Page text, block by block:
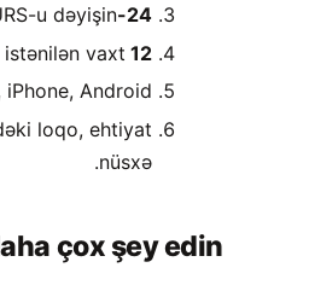
24-saatlıq daxiletmə?
u dəyişin.
12 saata keçin?
vaxt.
Android.
loqo, ehtiyat
nüsxə.
çox şey edin